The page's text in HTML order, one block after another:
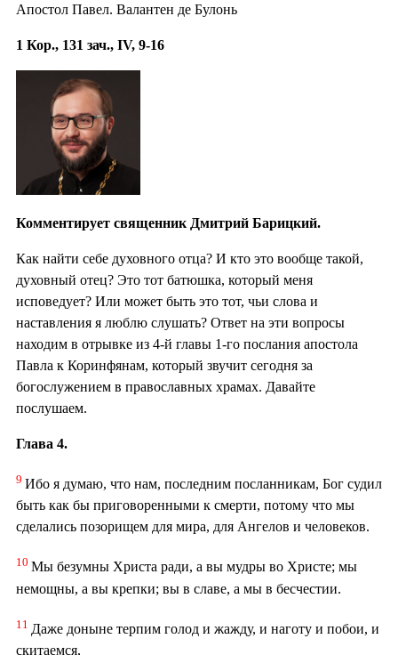
Апостол Павел. Валантен де Булонь
1 Кор., 131 зач., IV, 9-16
Комментирует священник Дмитрий Барицкий.
Как найти себе духовного отца? И кто это вообще такой,
духовный отец? Это тот батюшка, который меня
исповедует? Или может быть это тот, чьи слова и
наставления я люблю слушать? Ответ на эти вопросы
находим в отрывке из 4-й главы 1-го послания апостола
Павла к Коринфянам, который звучит сегодня за
богослужением в православных храмах. Давайте
послушаем.
Глава 4.
9 Ибо я думаю, что нам, последним посланникам, Бог судил
быть как бы приговоренными к смерти, потому что мы
сделались позорищем для мира, для Ангелов и человеков.
10 Мы безумны Христа ради, а вы мудры во Христе; мы
немощны, а вы крепки; вы в славе, а мы в бесчестии.
11 Даже доныне терпим голод и жажду, и наготу и побои, и
скитаемся,